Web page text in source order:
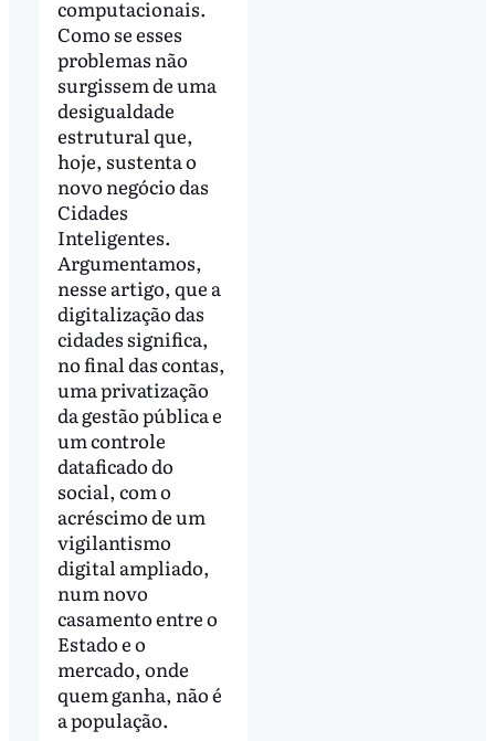
computacionais.
Como se esses
problemas não
surgissem de uma
desigualdade
estrutural que,
hoje, sustenta o
novo negócio das
Cidades
Inteligentes.
Argumentamos,
nesse artigo, que a
digitalização das
cidades significa,
no final das contas,
uma privatização
da gestão pública e
um controle
dataficado do
social, com o
acréscimo de um
vigilantismo
digital ampliado,
num novo
casamento entre o
Estado e o
mercado, onde
quem ganha, não é
a população.